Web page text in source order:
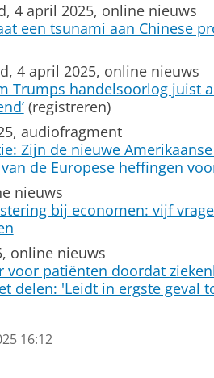
4 april 2025, online nieuws
een tsunami aan Chinese
4 april 2025, online nieuws
Trumps handelsoorlog juist
(registreren)
audiofragment
Zijn de nieuwe
de Europese heffingen
nieuws
bij economen: vijf
online nieuws
voor patiënten doordat
delen: 'Leidt in ergste geval
16:12